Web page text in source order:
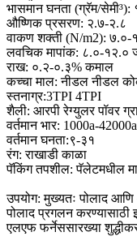
भासमान घनता (ग्रॅम/
औष्णिक प्रसरण: २.७-२.८
वाकण शक्ती (N/m2): ७.०-
लवचिक मापांक: ८.०-१२.०
राख: ०.२-०.३% कमाल
कच्चा माल: नीडल नीडल
स्तनाग्र:3TPI 4TPI
शैली: आरपी रेग्युलर पॉवर
वर्तमान भार: 1000a-42000a
वर्तमान घनता:९-३१
रंग: राखाडी काळा
पॅकिंग तपशील: पॅलेटमधील
उपयोग: मुख्यतः पोलाद आणि
पोलाद प्रगलन
एलएफ फर्नेससारख्या